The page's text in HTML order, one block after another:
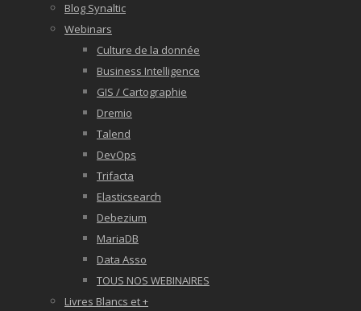
Blog Synaltic
Webinars
Culture de la donnée
Business Intelligence
GIS / Cartographie
Dremio
Talend
DevOps
Trifacta
Elasticsearch
Debezium
MariaDB
Data Asso
TOUS NOS WEBINAIRES
Livres Blancs et +